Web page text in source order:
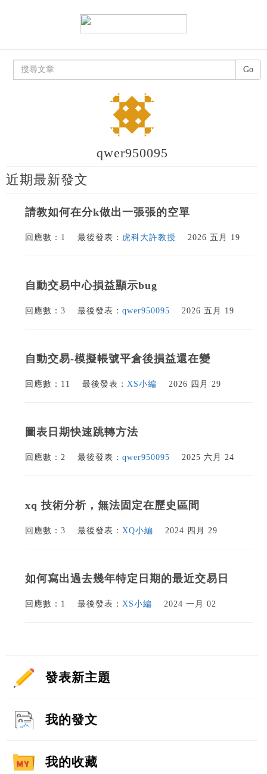
qwer950095
近期最新發文
請教如何在分k做出一張張的空單
回應數：1 最後發表： 虎科大許教授 2026 五月 19
自動交易中心損益顯示bug
回應數：3 最後發表： qwer950095 2026 五月 19
自動交易-模擬帳號平倉後損益還在變
回應數：11 最後發表： XS小編 2026 四月 29
圖表日期快速跳轉方法
回應數：2 最後發表： qwer950095 2025 六月 24
xq 技術分析，無法固定在歷史區間
回應數：3 最後發表： XQ小編 2024 四月 29
如何寫出過去幾年特定日期的最近交易日
回應數：1 最後發表： XS小編 2024 一月 02
Go
發表新主題
我的發文
我的收藏